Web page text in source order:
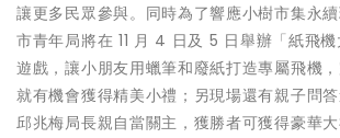
讓更多民眾參與。同時為了響應小樹市集永
市青年局將在 11 月 4 日及 5 日舉辦「紙飛
遊戲，讓小朋友用蠟筆和廢紙打造專屬飛機
就有機會獲得精美小禮；另現場還有親子問
邱兆梅局長親自當關主，獲勝者可獲得豪華大